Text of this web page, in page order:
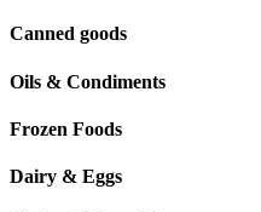
Canned goods
Oils & Condiments
Frozen Foods
Dairy & Eggs